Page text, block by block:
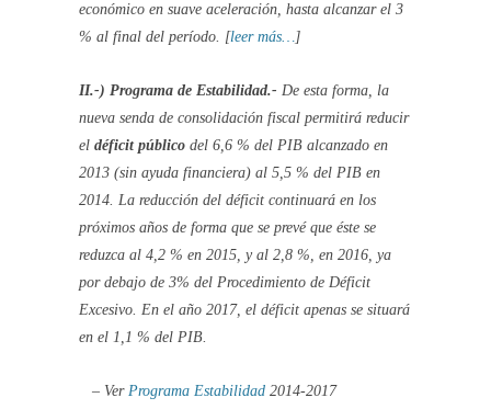
económico en suave aceleración, hasta alcanzar el 3
% al final del período. [leer más…]
II.-) Programa de Estabilidad.- De esta forma, la
nueva senda de consolidación fiscal permitirá reducir
el déficit público del 6,6 % del PIB alcanzado en
2013 (sin ayuda financiera) al 5,5 % del PIB en
2014. La reducción del déficit continuará en los
próximos años de forma que se prevé que éste se
reduzca al 4,2 % en 2015, y al 2,8 %, en 2016, ya
por debajo de 3% del Procedimiento de Déficit
Excesivo. En el año 2017, el déficit apenas se situará
en el 1,1 % del PIB.
– Ver Programa Estabilidad 2014-2017